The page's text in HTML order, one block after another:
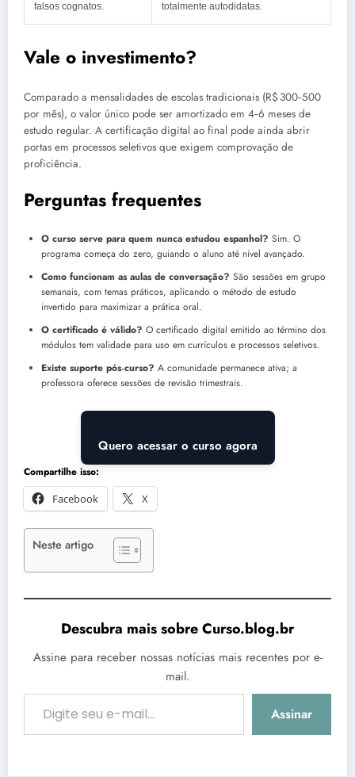
falsos cognatos.
totalmente autodidatas.
Vale o investimento?
Comparado a mensalidades de escolas tradicionais (R$ 300‑500
por mês), o valor único pode ser amortizado em 4‑6 meses de
estudo regular. A certificação digital ao final pode ainda abrir
portas em processos seletivos que exigem comprovação de
proficiência.
Perguntas frequentes
O curso serve para quem nunca estudou espanhol? Sim. O
programa começa do zero, guiando o aluno até nível avançado.
Como funcionam as aulas de conversação? São sessões em grupo
semanais, com temas práticos, aplicando o método de estudo
invertido para maximizar a prática oral.
O certificado é válido? O certificado digital emitido ao término dos
módulos tem validade para uso em currículos e processos seletivos.
Existe suporte pós‑curso? A comunidade permanece ativa; a
professora oferece sessões de revisão trimestrais.
Quero acessar o curso agora
Compartilhe isso:
Facebook
X
Neste artigo
Descubra mais sobre Curso.blog.br
Assine para receber nossas notícias mais recentes por e-
mail.
Digite seu e-mail…
Assinar